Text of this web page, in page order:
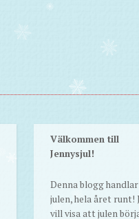
Välkommen till
Jennysjul!
Denna blogg
julen, hela året runt!
vill visa att julen